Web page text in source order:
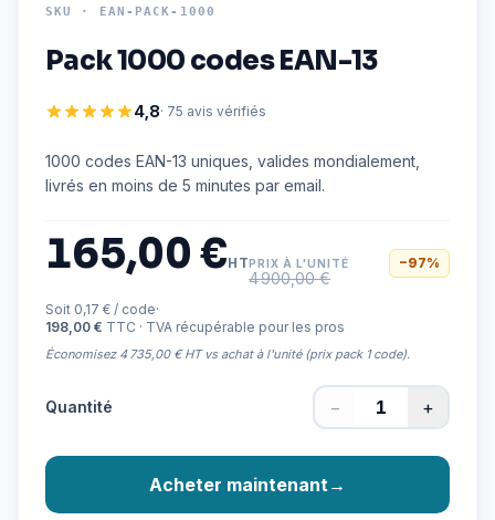
SKU · EAN-PACK-1000
Pack 1000 codes EAN-13
4,8· 75 avis vérifiés
1000 codes EAN-13 uniques, valides mondialement,
livrés en moins de 5 minutes par email.
165,00 €HTPRIX À L'UNITÉ
4 900,00 €
−97%
Soit 0,17 € / code·
198,00 € TTC · TVA récupérable pour les pros
Économisez 4 735,00 € HT vs achat à l'unité (prix pack 1 code).
Quantité − +
Acheter maintenant→